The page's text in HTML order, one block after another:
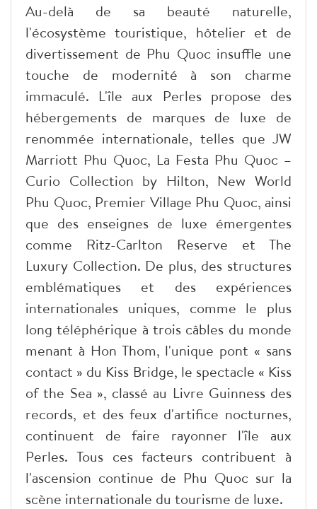
Au-delà de sa beauté naturelle,
l'écosystème touristique, hôtelier et de
divertissement de Phu Quoc insuffle une
touche de modernité à son charme
immaculé. L'île aux Perles propose des
hébergements de marques de luxe de
renommée internationale, telles que JW
Marriott Phu Quoc, La Festa Phu Quoc –
Curio Collection by Hilton, New World
Phu Quoc, Premier Village Phu Quoc, ainsi
que des enseignes de luxe émergentes
comme Ritz-Carlton Reserve et The
Luxury Collection. De plus, des structures
emblématiques et des expériences
internationales uniques, comme le plus
long téléphérique à trois câbles du monde
menant à Hon Thom, l'unique pont « sans
contact » du Kiss Bridge, le spectacle « Kiss
of the Sea », classé au Livre Guinness des
records, et des feux d'artifice nocturnes,
continuent de faire rayonner l'île aux
Perles. Tous ces facteurs contribuent à
l'ascension continue de Phu Quoc sur la
scène internationale du tourisme de luxe.